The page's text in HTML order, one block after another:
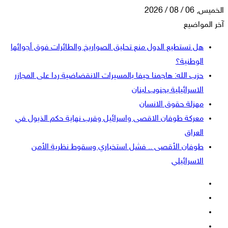
الخميس, 06 / 08 / 2026
آخر المواضيع
هل تستطيع الدول منع تحليق الصواريخ والطائرات فوق أجوائها
الوطنية؟
حزب الله: هاجمنا حيفا بالمسيرات الانقضاضية ردا على المجازر
الاسرائيلية بجنوب لبنان
مهزلة حقوق الانسان
معركة طوفان الاقصى واسرائيل وقرب نهاية حكم الذيول في
العراق
طوفان الأقصى .. فشل استخباري وسقوط نظرية الأمن
الاسرائيلي